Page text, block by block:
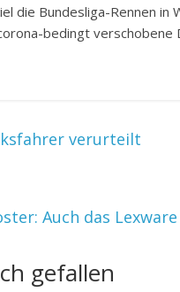
die Bundesliga-Rennen
bedingt
verurteilt
Auch das
gefallen